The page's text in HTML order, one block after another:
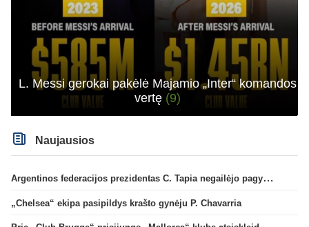
L. Messi gerokai pakėlė Majamio „Inter“ komandos
vertę (9)
Naujausios
Argentinos federacijos prezidentas C. Tapia negailėjo pagyrų G. Infantino
„Chelsea“ ekipa pasipildys krašto gynėju P. Chavarria